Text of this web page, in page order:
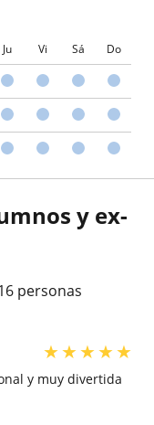
Ju Vi Sá Do
y ex-
personas
★★★★★
y muy divertida